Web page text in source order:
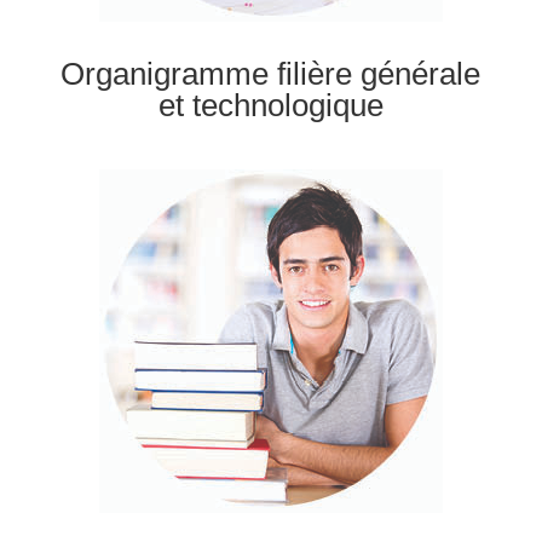
Organigramme filière générale
et technologique